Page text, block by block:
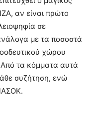
αν είναι πρώτο
σε
με τα ποσοστά
χώρου
τα κόμματα αυτά
συζήτηση, ενώ